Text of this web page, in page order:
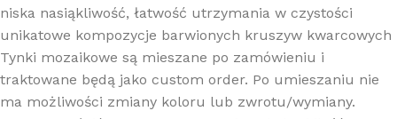
niska nasiąkliwość, łatwość utrzymania w czystości
unikatowe kompozycje barwionych kruszyw kwarcowych
Tynki mozaikowe są mieszane po zamówieniu i
traktowane będą jako custom order. Po umieszaniu nie
ma możliwości zmiany koloru lub zwrotu/wymiany.